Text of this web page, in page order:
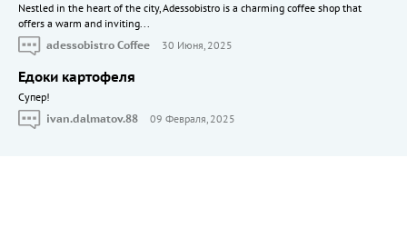
Nestled in the heart of the city, Adessobistro is a charming coffee shop that
offers a warm and inviting...
adessobistro Coffee
30 Июня, 2025
Едоки картофеля
Cупер!
ivan.dalmatov.88
09 Февраля, 2025